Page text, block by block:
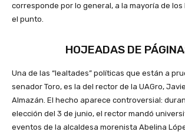
corresponde por lo general, a la mayoría de los
el punto.
HOJEADAS DE
Una de las “lealtades” políticas que están a
senador Toro, es la del rector de la UAGro,
Almazán. El hecho aparece controversial:
elección del 3 de junio, el rector mandó
eventos de la alcaldesa morenista Abelina